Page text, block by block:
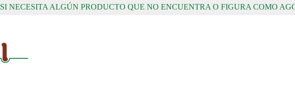
SI NECESITA ALGÚN PRODUCTO QUE NO ENCUENTRA O FIGURA COMO